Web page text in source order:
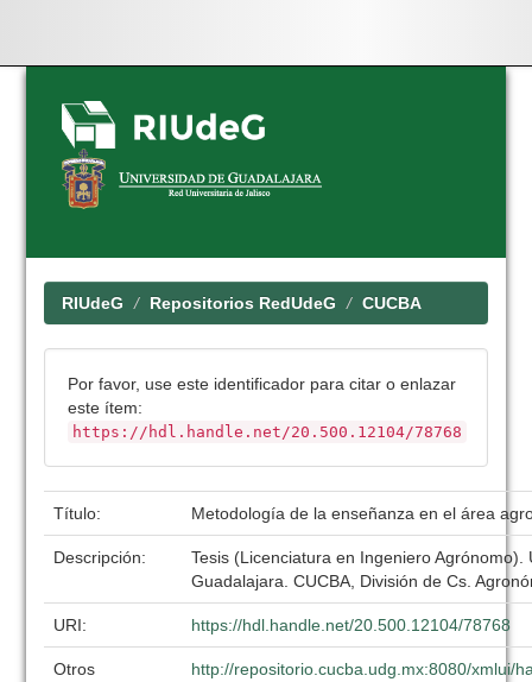
Skip
navigation
RIUdeG Repositorios RedUdeG CUCBA
Por favor, use este identificador para citar o enlazar
este ítem:
https://hdl.handle.net/20.500.12104/78768
Título: Metodología de la enseñanza en el área
Descripción:
Tesis (Licenciatura en Ingeniero Agrónomo).
Guadalajara. CUCBA, División de Cs.
URI: https://hdl.handle.net/20.500.12104/78768
Otros
http://repositorio.cucba.udg.mx:8080/xmlui/